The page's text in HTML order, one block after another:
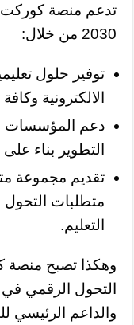
تدعم منصة كوركت
2030 من خلال:
توفير حلول
الالكترونية
دعم المؤسسات
التطوير بناء على
تقديم مجموعة
متطلبات التحول
التعليم.
وهكذا تصبح منصة
والداعم الرئيسي